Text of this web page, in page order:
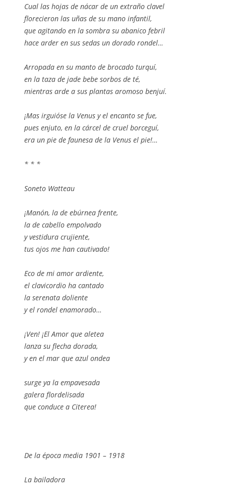
Cual las hojas de nácar de un extraño clavel
florecieron las uñas de su mano infantil,
que agitando en la sombra su abanico febril
hace arder en sus sedas un dorado rondel…
Arropada en su manto de brocado turquí,
en la taza de jade bebe sorbos de té,
mientras arde a sus plantas aromoso benjuí.
¡Mas irguióse la Venus y el encanto se fue,
pues enjuto, en la cárcel de cruel borceguí,
era un pie de faunesa de la Venus el pie!…
* * *
Soneto Watteau
¡Manón, la de ebúrnea frente,
la de cabello empolvado
y vestidura crujiente,
tus ojos me han cautivado!
Eco de mi amor ardiente,
el clavicordio ha cantado
la serenata doliente
y el rondel enamorado…
¡Ven! ¡El Amor que aletea
lanza su flecha dorada,
y en el mar que azul ondea
surge ya la empavesada
galera flordelisada
que conduce a Citerea!
De la época media 1901 – 1918
La bailadora